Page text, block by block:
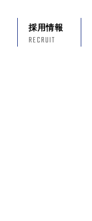
採用情報
RECRUIT